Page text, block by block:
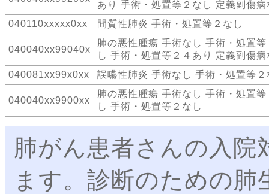
あり 手術・処置等２なし 定義副傷病
040110xxxxx0xx
間質性肺炎 手術・処置等２なし
040040xx99040x
肺の悪性腫瘍 手術なし 手術・処置等
し 手術・処置等２４あり 定義副傷病
040081xx99x0xx
誤嚥性肺炎 手術なし 手術・処置等２
040040xx9900xx
肺の悪性腫瘍 手術なし 手術・処置等
し 手術・処置等２なし
肺がん患者さんの入院
ます。診断のための